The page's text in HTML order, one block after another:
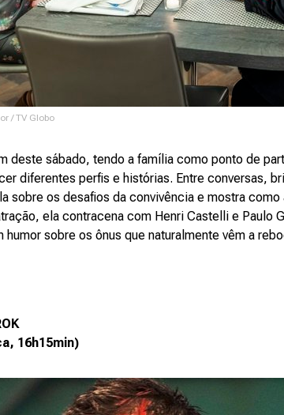
/ TV Globo
deste sábado, tendo a família como ponto de
diferentes perfis e histórias. Entre conversas,
sobre os desafios da convivência e mostra
ela contracena com Henri Castelli e Paulo
humor sobre os ônus que naturalmente vêm a
16h15min)